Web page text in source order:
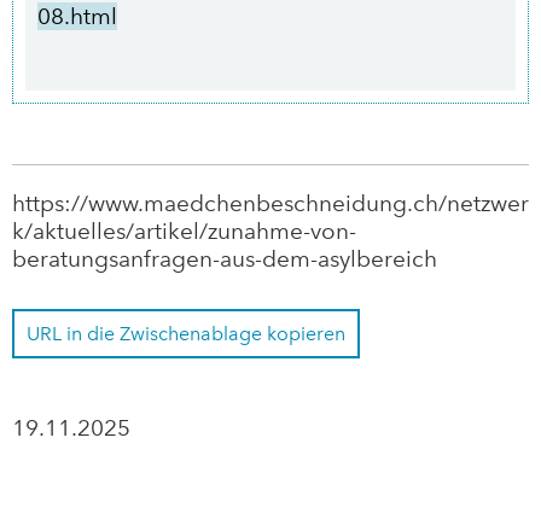
08.html
https://www.maedchenbeschneidung.ch/netzwer
k/aktuelles/artikel/zunahme-von-
beratungsanfragen-aus-dem-asylbereich
URL in die Zwischenablage kopieren
19.11.2025